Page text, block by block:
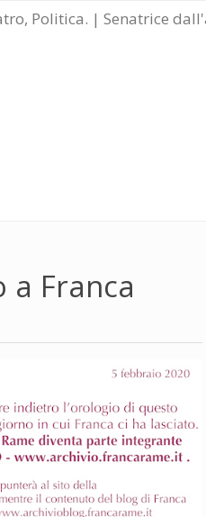
Politica. | Senatrice
a Franca